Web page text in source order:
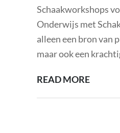
on
Schaakworkshops
Onderwijs met
alleen een bron van
maar ook een
READ MORE